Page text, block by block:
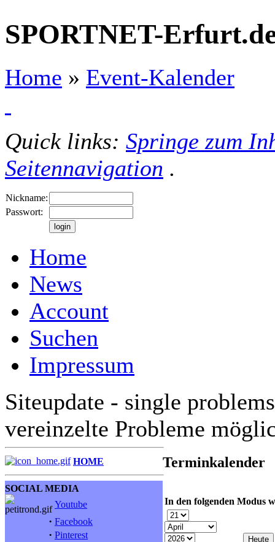
SPORTNET-
Home » Event-Kalender
Quick links: Springe zum
Seitennavigation .
Nickname:
Passwort:
Home
News
Account
Suchen
Impressum
Siteupdate - single
vereinzelte Probleme
HOME
SOCIAL MEDIA
Youtube
· Facebook
· Pinterest
Terminkalender
In den folgenden Modus